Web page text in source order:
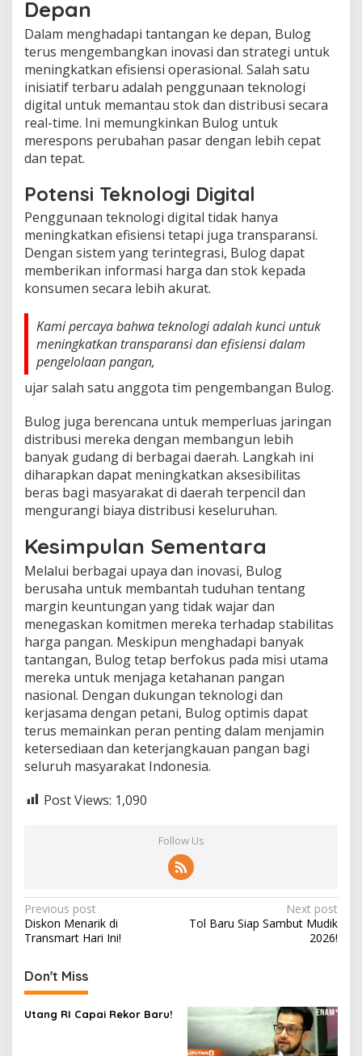
Depan
Dalam menghadapi tantangan ke depan, Bulog
terus mengembangkan inovasi dan strategi untuk
meningkatkan efisiensi operasional. Salah satu
inisiatif terbaru adalah penggunaan teknologi
digital untuk memantau stok dan distribusi secara
real-time. Ini memungkinkan Bulog untuk
merespons perubahan pasar dengan lebih cepat
dan tepat.
Potensi Teknologi Digital
Penggunaan teknologi digital tidak hanya
meningkatkan efisiensi tetapi juga transparansi.
Dengan sistem yang terintegrasi, Bulog dapat
memberikan informasi harga dan stok kepada
konsumen secara lebih akurat.
Kami percaya bahwa teknologi adalah kunci untuk
meningkatkan transparansi dan efisiensi dalam
pengelolaan pangan,
ujar salah satu anggota tim pengembangan Bulog.
Bulog juga berencana untuk memperluas jaringan
distribusi mereka dengan membangun lebih
banyak gudang di berbagai daerah. Langkah ini
diharapkan dapat meningkatkan aksesibilitas
beras bagi masyarakat di daerah terpencil dan
mengurangi biaya distribusi keseluruhan.
Kesimpulan Sementara
Melalui berbagai upaya dan inovasi, Bulog
berusaha untuk membantah tuduhan tentang
margin keuntungan yang tidak wajar dan
menegaskan komitmen mereka terhadap stabilitas
harga pangan. Meskipun menghadapi banyak
tantangan, Bulog tetap berfokus pada misi utama
mereka untuk menjaga ketahanan pangan
nasional. Dengan dukungan teknologi dan
kerjasama dengan petani, Bulog optimis dapat
terus memainkan peran penting dalam menjamin
ketersediaan dan keterjangkauan pangan bagi
seluruh masyarakat Indonesia.
Post Views: 1,090
Follow Us
Post
navigation
Previous post
Diskon Menarik di
Transmart Hari Ini!
Next post
Tol Baru Siap Sambut Mudik
2026!
Don't Miss
Utang RI Capai Rekor Baru!